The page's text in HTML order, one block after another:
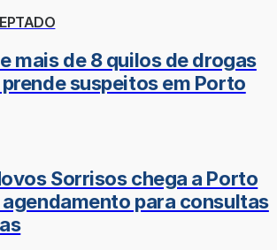
mais de 8 quilos de drogas
suspeitos em Porto
Sorrisos chega a Porto
agendamento para consultas